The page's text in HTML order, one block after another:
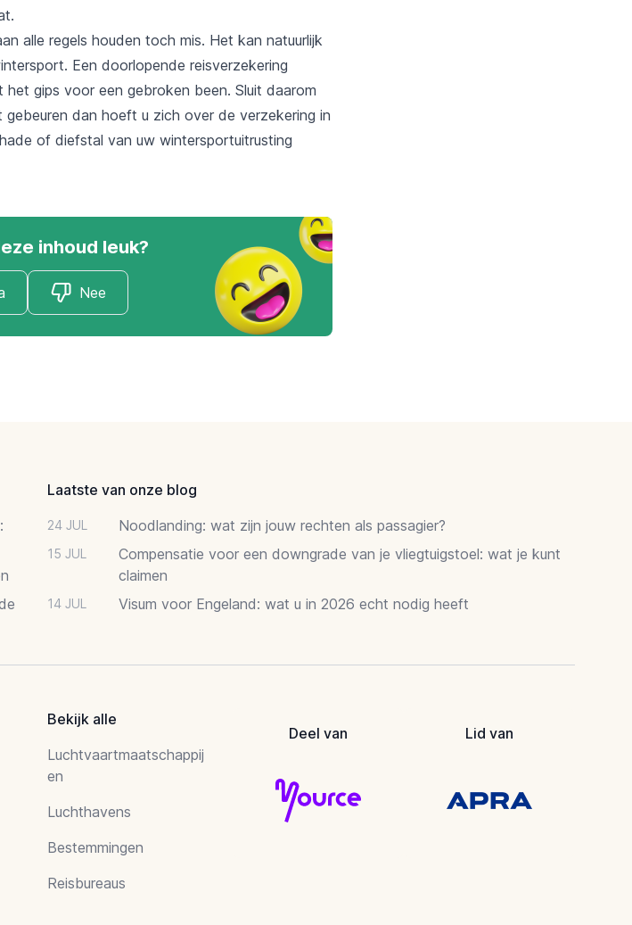
alle regels houden toch mis. Het kan natuurlijk
Een doorlopende reisverzekering
gips voor een gebroken been. Sluit daarom
dan hoeft u zich over de verzekering in
of diefstal van uw wintersportuitrusting
inhoud leuk?
Nee
Laatste van onze blog
24 JUL Noodlanding: wat zijn jouw rechten als passagier?
15 JUL
Compensatie voor een downgrade van je vliegtuigstoel: wat je kunt
claimen
14 JUL Visum voor Engeland: wat u in 2026 echt nodig heeft
Bekijk alle
Luchtvaartmaatschappij
en
Luchthavens
Bestemmingen
Reisbureaus
Deel van Lid van